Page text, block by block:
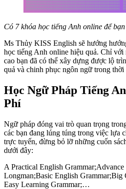
Có 7 khóa học tiếng Anh online để
Ms Thủy KISS English sẽ hướng
học tiếng Anh online hiệu quả. Chỉ
cao bạn đã có thể xây dựng được lộ
quả và chinh phục ngôn ngữ trong thời
Học Ngữ Pháp Tiếng
Phí
Ngữ pháp đóng vai trò quan trọng
các bạn đang lúng túng trong việc lựa
trực tuyến, đừng bỏ lỡ những cuốn
dưới đây:
A Practical English Grammar;Advance
Longman;Basic English
Easy Learning Grammar;…